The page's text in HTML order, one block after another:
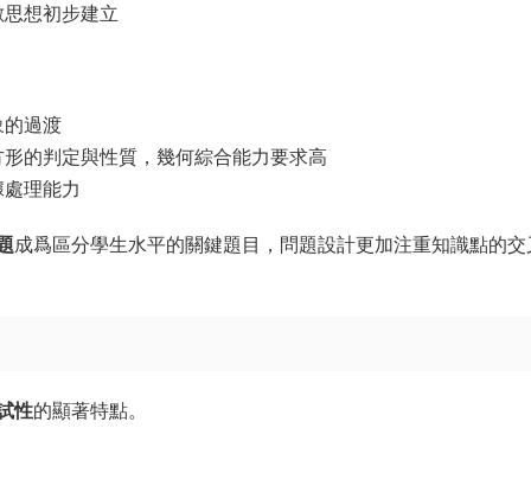
想初步建立
的過渡
的判定與性質，幾何綜合能力要求高
理能力
成爲區分學生水平的關鍵題目，問題設計更加注重知識點的交
性的顯著特點。